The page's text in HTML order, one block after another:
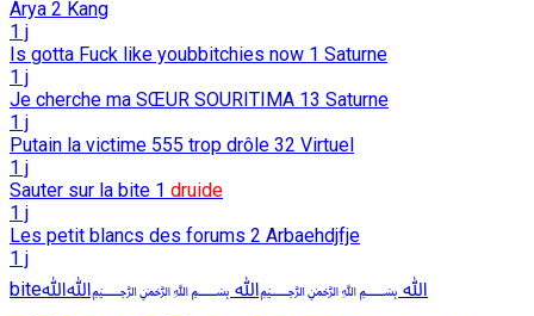
Arya 2 Kang
1 j
Is gotta Fuck like youbbitchies now 1 Saturne
1 j
Je cherche ma SŒUR SOURITIMA 13 Saturne
1 j
Putain la victime 555 trop drôle 32 Virtuel
1 j
Sauter sur la bite 1 druide
1 j
Les petit blancs des forums 2 Arbaehdjfje
1 j
biteﷲ ﷽ﷲ ﷽ﷲﷲ